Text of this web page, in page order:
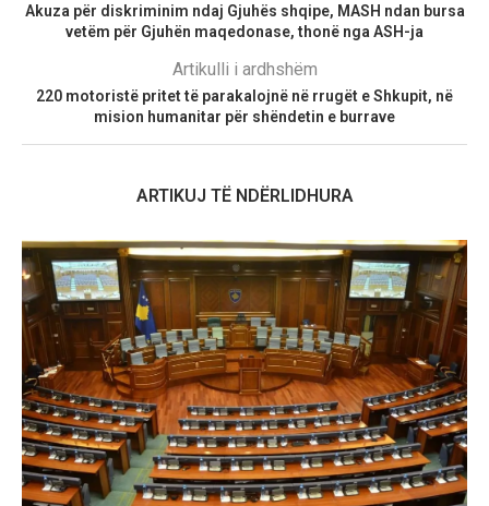
Akuza për diskriminim ndaj Gjuhës shqipe, MASH ndan bursa
vetëm për Gjuhën maqedonase, thonë nga ASH-ja
Artikulli i ardhshëm
220 motoristë pritet të parakalojnë në rrugët e Shkupit, në
mision humanitar për shëndetin e burrave
ARTIKUJ TË NDËRLIDHURA